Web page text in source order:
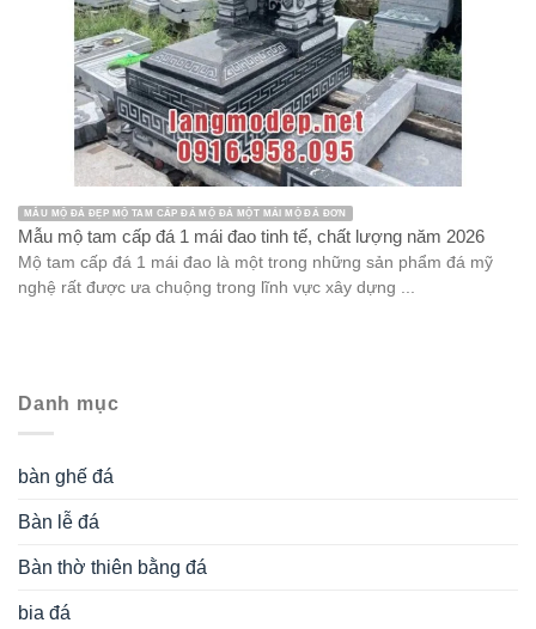
MẪU MỘ ĐÁ ĐẸP MỘ TAM CẤP ĐÁ MỘ ĐÁ MỘT MÁI MỘ ĐÁ ĐƠN
Mẫu mộ tam cấp đá 1 mái đao tinh tế, chất lượng năm 2026
Mộ tam cấp đá 1 mái đao là một trong những sản phẩm đá mỹ
nghệ rất được ưa chuộng trong lĩnh vực xây dựng ...
Danh mục
bàn ghế đá
Bàn lễ đá
Bàn thờ thiên bằng đá
bia đá